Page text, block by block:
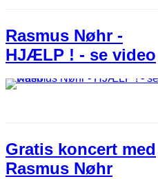
Rasmus Nøhr -
HJÆLP ! - se video
Gratis koncert med
Rasmus Nøhr